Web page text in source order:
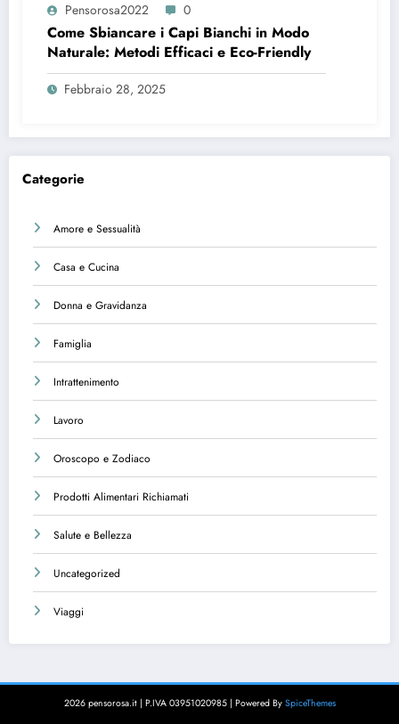
Pensorosa2022 0
Come Sbiancare i Capi Bianchi in Modo
Naturale: Metodi Efficaci e Eco-Friendly
Febbraio 28, 2025
Categorie
Amore e Sessualità
Casa e Cucina
Donna e Gravidanza
Famiglia
Intrattenimento
Lavoro
Oroscopo e Zodiaco
Prodotti Alimentari Richiamati
Salute e Bellezza
Uncategorized
Viaggi
2026 pensorosa.it | P.IVA 03951020985 | Powered By SpiceThemes